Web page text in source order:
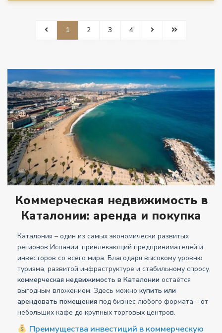
1 2 3 4
Коммерческая недвижимость в
Каталонии: аренда и покупка
Каталония – один из самых экономически развитых
регионов Испании, привлекающий предпринимателей и
инвесторов со всего мира. Благодаря высокому уровню
туризма, развитой инфраструктуре и стабильному спросу,
коммерческая недвижимость в Каталонии остаётся
выгодным вложением. Здесь можнокупить или
арендовать помещения под бизнес любого формата – от
небольших кафе до крупных торговых центров.
Преимущества инвестиций в коммерческую